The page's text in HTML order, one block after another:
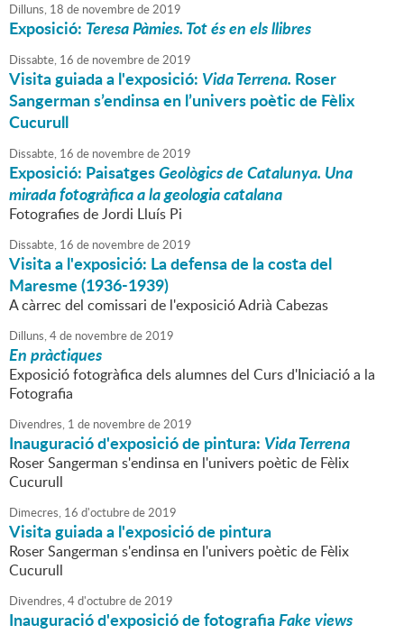
Dilluns, 18 de novembrede2019
Exposició: Teresa Pàmies. Tot és en els llibres
Dissabte, 16 de novembrede2019
Visita guiada a l'exposició: Vida Terrena. Roser
Sangerman s’endinsa en l’univers poètic de Fèlix
Cucurull
Dissabte, 16 de novembrede2019
Exposició: PaisatgesGeològics de Catalunya. Una
mirada fotogràfica a la geologia catalana
Fotografies de Jordi Lluís Pi
Dissabte, 16 de novembrede2019
Visita a l'exposició: La defensa de la costa del
Maresme (1936-1939)
A càrrec del comissari de l'exposició Adrià Cabezas
Dilluns,4de novembrede2019
En pràctiques
Exposició fotogràfica dels alumnes del Curs d'Iniciació a la
Fotografia
Divendres, 1 de novembrede2019
Inauguració d'exposició de pintura: Vida Terrena
Roser Sangerman s'endinsa en l'univers poètic de Fèlix
Cucurull
Dimecres, 16 d'octubrede2019
Visita guiada a l'exposició de pintura
Roser Sangerman s'endinsa en l'univers poètic de Fèlix
Cucurull
Divendres,4d'octubrede2019
Inauguració d'exposició de fotografiaFake views